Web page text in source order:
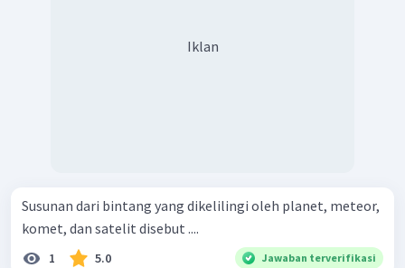
Iklan
Susunan dari bintang yang dikelilingi oleh planet, meteor,
komet, dan satelit disebut ....
1 5.0 Jawaban terverifikasi